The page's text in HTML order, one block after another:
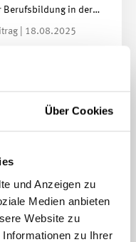
Über Cookies
und Anzeigen zu
Medien anbieten
Website zu
zu Ihrer
Berufsbildung in der…
| 18.08.2025